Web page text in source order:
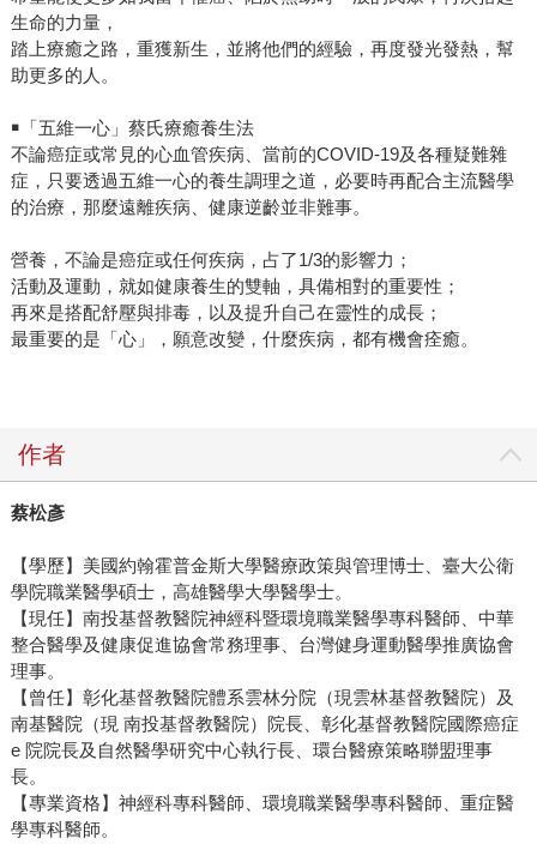
生命的力量，
踏上療癒之路，重獲新生，並將他們的經驗，再度發光發熱，幫
助更多的人。
￭「五維一心」蔡氏療癒養生法
不論癌症或常見的心血管疾病、當前的COVID-19及各種疑難雜
症，只要透過五維一心的養生調理之道，必要時再配合主流醫學
的治療，那麼遠離疾病、健康逆齡並非難事。
營養，不論是癌症或任何疾病，占了1/3的影響力；
活動及運動，就如健康養生的雙軸，具備相對的重要性；
再來是搭配舒壓與排毒，以及提升自己在靈性的成長；
最重要的是「心」，願意改變，什麼疾病，都有機會痊癒。
作者
蔡松彥
【學歷】美國約翰霍普金斯大學醫療政策與管理博士、臺大公衛
學院職業醫學碩士，高雄醫學大學醫學士。
【現任】南投基督教醫院神經科暨環境職業醫學專科醫師、中華
整合醫學及健康促進協會常務理事、台灣健身運動醫學推廣協會
理事。
【曾任】彰化基督教醫院體系雲林分院（現雲林基督教醫院）及
南基醫院（現 南投基督教醫院）院長、彰化基督教醫院國際癌症
e 院院長及自然醫學研究中心執行長、環台醫療策略聯盟理事
長。
【專業資格】神經科專科醫師、環境職業醫學專科醫師、重症醫
學專科醫師。